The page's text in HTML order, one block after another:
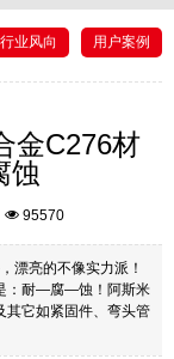
行业风向 用户案例
金C276材
蚀
95570
漂亮的不像实力派！
：耐—腐—蚀！阿斯米
其它如紧固件、弯头管